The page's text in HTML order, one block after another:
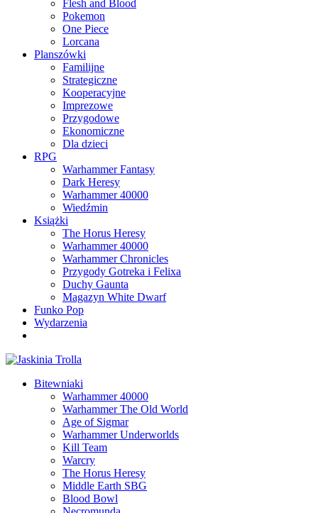
Flesh and Blood
Pokemon
One Piece
Lorcana
Planszówki
Familijne
Strategiczne
Kooperacyjne
Imprezowe
Przygodowe
Ekonomiczne
Dla dzieci
RPG
Warhammer Fantasy
Dark Heresy
Warhammer 40000
Wiedźmin
Książki
The Horus Heresy
Warhammer 40000
Warhammer Chronicles
Przygody Gotreka i Felixa
Duchy Gaunta
Magazyn White Dwarf
Funko Pop
Wydarzenia
Bitewniaki
Warhammer 40000
Warhammer The Old World
Age of Sigmar
Warhammer Underworlds
Kill Team
Warcry
The Horus Heresy
Middle Earth SBG
Blood Bowl